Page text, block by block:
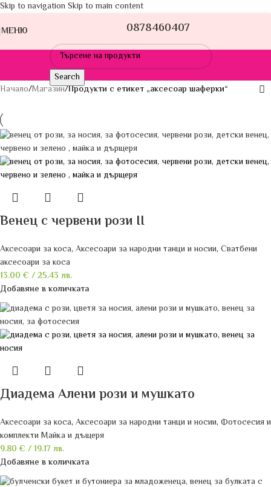
Skip to navigation Skip to main content
МЕНЮ
0878460407
Search
Начало/Магазин/Продукти с етикет „аксесоар шаферки“
Венец с червени рози II
Аксесоари за коса, Аксесоари за народни танци и носии, Сватбени
аксесоари за коса
13.00 €/ 25.43 лв.
Добавяне в количката
Диадема Алени рози и мушкато
Аксесоари за коса, Аксесоари за народни танци и носии, Фотосесия и
комплекти Майка и дъщеря
9.80 €/ 19.17 лв.
Добавяне в количката